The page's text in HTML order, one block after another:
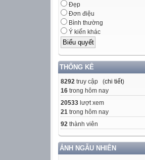
Đẹp
Đơn điệu
Bình thường
Ý kiến khác
THỐNG KÊ
8292 truy cập (chi tiết)
16 trong hôm nay
20533 lượt xem
21 trong hôm nay
92 thành viên
ẢNH NGẪU NHIÊN